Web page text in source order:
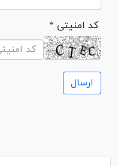
* کد امنیتی